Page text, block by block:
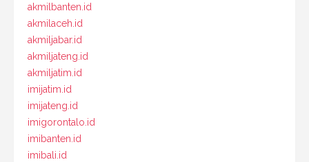
akmilbanten.id
akmilaceh.id
akmiljabar.id
akmiljateng.id
akmiljatim.id
imijatim.id
imijateng.id
imigorontalo.id
imibanten.id
imibali.id